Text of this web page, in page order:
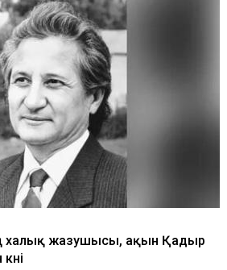
халық жазушысы, ақын Қадыр